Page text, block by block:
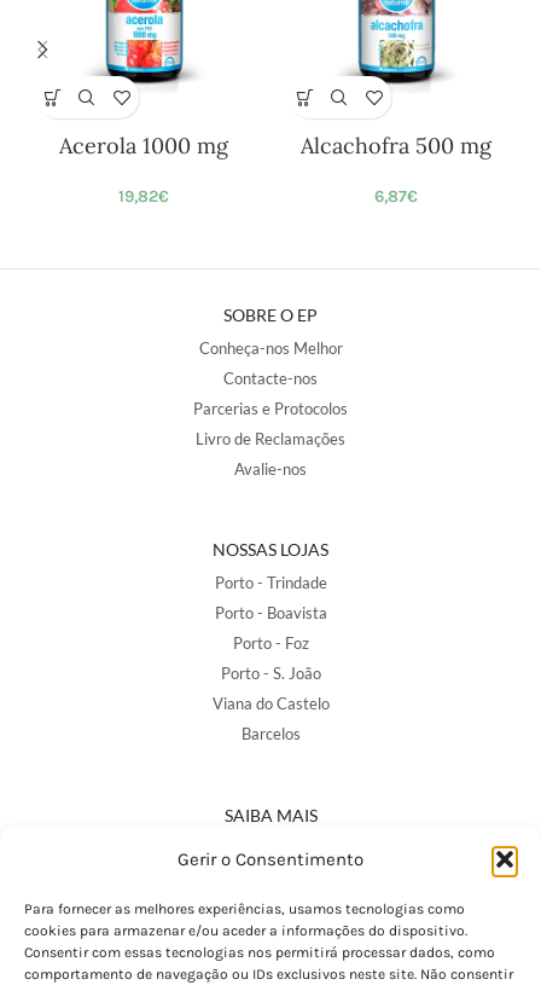
Gerir o Consentimento
Para fornecer as melhores experiências, usamos tecnologias como
cookies para armazenar e/ou aceder a informações do dispositivo.
Consentir com essas tecnologias nos permitirá processar dados, como
comportamento de navegação ou IDs exclusivos neste site. Não consentir
Acerola 1000 mg
19,82€
Alcachofra 500 mg
6,87€
SOBRE O EP
Conheça-nos Melhor
Contacte-nos
Parcerias e Protocolos
Livro de Reclamações
Avalie-nos
NOSSAS LOJAS
Porto - Trindade
Porto - Boavista
Porto - Foz
Porto - S. João
Viana do Castelo
Barcelos
SAIBA MAIS
Política de Privacidade
Termos e Condições
Perguntas Frequentes
Custos de Envio